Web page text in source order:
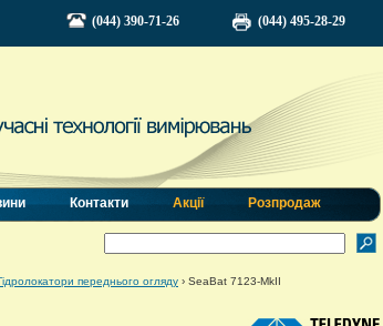
(044) 390-71-26 (044) 495-28-29
Контакти Акції Розпродаж
переднього огляду › SeaBat 7123-MkII